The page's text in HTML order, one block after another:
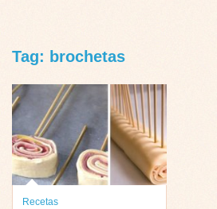
Tag: brochetas
Recetas